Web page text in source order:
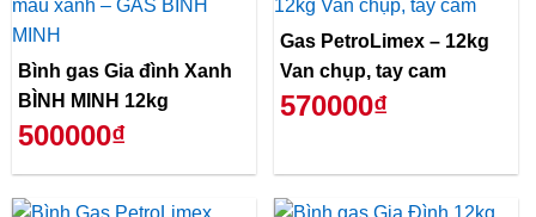
Bình gas Gia đình Xanh
BÌNH MINH 12kg
500000₫
Gas PetroLimex – 12kg
Van chụp, tay cam
570000₫